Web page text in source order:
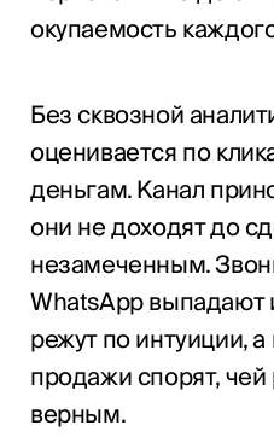
окупаемость
Без сквозной
оценивается по
деньгам. Канал
они не доходят до
незамеченным.
WhatsApp выпадают
режут по интуиции,
продажи спорят, чей
верным.